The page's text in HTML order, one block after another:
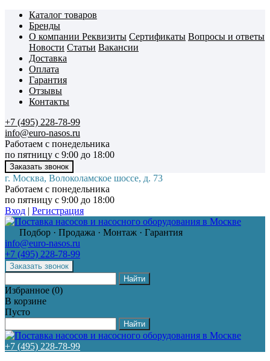
Каталог товаров
Бренды
О компании Реквизиты Сертификаты Вопросы и ответы
Новости Статьи Вакансии
Доставка
Оплата
Гарантия
Отзывы
Контакты
+7 (495) 228-78-99
info@euro-nasos.ru
Работаем с понедельника
по пятницу с 9:00 до 18:00
г. Москва, Волоколамское шоссе, д. 73
Работаем с понедельника
по пятницу с 9:00 до 18:00
Вход | Регистрация
Подбор · Продажа · Монтаж · Гарантия
info@euro-nasos.ru
+7 (495) 228-78-99
Избранное (0)
В корзине
Пусто
+7 (495) 228-78-99